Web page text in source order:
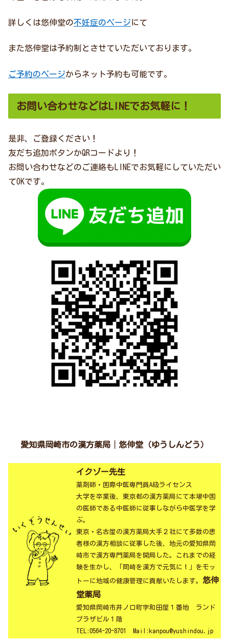
詳しくは悠伸堂の不妊症のページにて
また悠伸堂は予約制とさせていただいております。
ご予約のページからネット予約も可能です。
お問い合わせなどはLINEでお気軽に！
是非、ご登録ください！
友だち追加ボタンかQRコードより！
お問い合わせなどのご連絡もLINEでお気軽にしていただい
てOKです。
愛知県岡崎市の漢方薬局│悠伸堂（ゆうしんどう）
イクゾー先生
薬剤師・国際中医専門員A級ライセンス
大学を卒業後、東京都の漢方薬局にて本場中国
の医師である中医師に従事しながら中医学を学
ぶ。
東京・名古屋の漢方薬局大手２社にて多数の患
者様の漢方相談に従事した後、地元の愛知県岡
崎市で漢方専門薬局を開局した。これまでの経
験を生かし、「岡崎を漢方で元気に！」をモッ
トーに地域の健康管理に貢献いたします。 悠伸
堂薬局
愛知県岡崎市井ノ口町字和田屋１番地 ランド
プラザビル１階
TEL:0564-20-8701 Mail:kanpou@yushindou.jp